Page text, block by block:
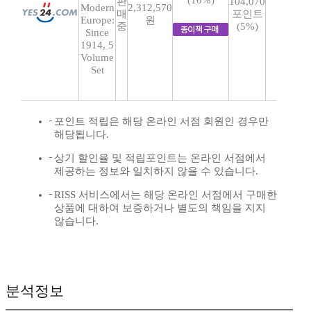
Modern
Europe:
Since
1914, 5
Volume
Set
매
중
2,312,570
원
포인트
(5%)
포인트 적립은 해당 온라인 서점 회원인 경우만
해당됩니다.
상기 할인율 및 적립포인트는 온라인 서점에서
제공하는 정보와 일치하지 않을 수 있습니다.
RISS 서비스에서는 해당 온라인 서점에서 구매한
상품에 대하여 보증하거나 별도의 책임을 지지
않습니다.
분석정보